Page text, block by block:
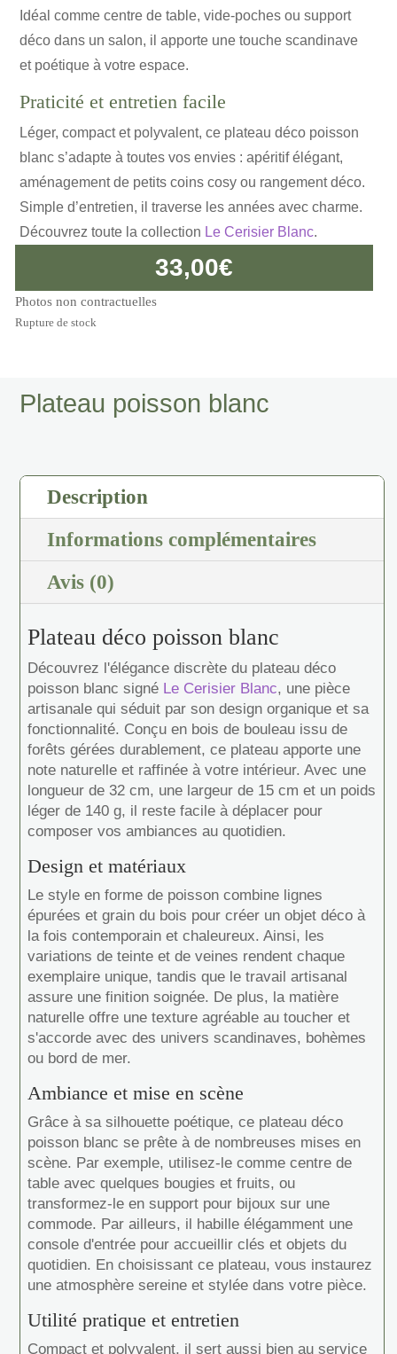
Idéal comme centre de table, vide-poches ou support
déco dans un salon, il apporte une touche scandinave
et poétique à votre espace.
Praticité et entretien facile
Léger, compact et polyvalent, ce plateau déco poisson
blanc s’adapte à toutes vos envies : apéritif élégant,
aménagement de petits coins cosy ou rangement déco.
Simple d’entretien, il traverse les années avec charme.
Découvrez toute la collection Le Cerisier Blanc.
33,00€
Photos non contractuelles
Rupture de stock
Plateau poisson blanc
Description
Informations complémentaires
Avis (0)
Plateau déco poisson blanc
Découvrez l'élégance discrète du plateau déco
poisson blanc signé Le Cerisier Blanc, une pièce
artisanale qui séduit par son design organique et sa
fonctionnalité. Conçu en bois de bouleau issu de
forêts gérées durablement, ce plateau apporte une
note naturelle et raffinée à votre intérieur. Avec une
longueur de 32 cm, une largeur de 15 cm et un poids
léger de 140 g, il reste facile à déplacer pour
composer vos ambiances au quotidien.
Design et matériaux
Le style en forme de poisson combine lignes
épurées et grain du bois pour créer un objet déco à
la fois contemporain et chaleureux. Ainsi, les
variations de teinte et de veines rendent chaque
exemplaire unique, tandis que le travail artisanal
assure une finition soignée. De plus, la matière
naturelle offre une texture agréable au toucher et
s'accorde avec des univers scandinaves, bohèmes
ou bord de mer.
Ambiance et mise en scène
Grâce à sa silhouette poétique, ce plateau déco
poisson blanc se prête à de nombreuses mises en
scène. Par exemple, utilisez-le comme centre de
table avec quelques bougies et fruits, ou
transformez-le en support pour bijoux sur une
commode. Par ailleurs, il habille élégamment une
console d'entrée pour accueillir clés et objets du
quotidien. En choisissant ce plateau, vous instaurez
une atmosphère sereine et stylée dans votre pièce.
Utilité pratique et entretien
Compact et polyvalent, il sert aussi bien au service